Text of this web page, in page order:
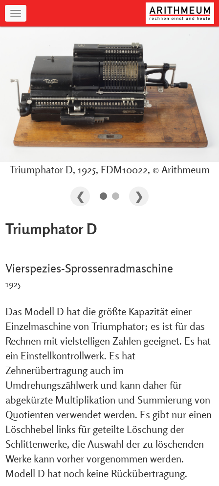
Navigation
Triumphator D, 1925, FDM10022, © Arithmeum
Triumphator D
Vierspezies-Sprossenradmaschine
1925
Das Modell D hat die größte Kapazität einer
Einzelmaschine von Triumphator; es ist für das
Rechnen mit vielstelligen Zahlen geeignet. Es hat
ein Einstellkontrollwerk. Es hat
Zehnerübertragung auch im
Umdrehungszählwerk und kann daher für
abgekürzte Multiplikation und Summierung von
Quotienten verwendet werden. Es gibt nur einen
Löschhebel links für geteilte Löschung der
Schlittenwerke, die Auswahl der zu löschenden
Werke kann vorher vorgenommen werden.
Modell D hat noch keine Rückübertragung.